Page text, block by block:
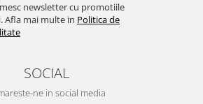
newsletter cu promotiile
Afla mai multe in Politica de
SOCIAL
ne in social media